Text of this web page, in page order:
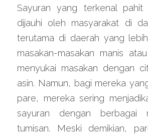
Sayuran yang terkenal
dijauhi oleh masyarakat di
terutama di daerah yang
masakan-masakan manis
menyukai masakan dengan
asin. Namun, bagi mereka
pare, mereka sering
sayuran dengan berbagai
tumisan. Meski demikian,